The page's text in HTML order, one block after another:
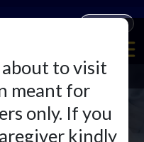
about to visit
meant for
only. If you
kindly
Sportmedizin